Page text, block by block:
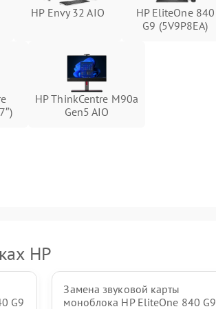
1500 ₽ Подробнее →
1000 ₽
1000 ₽ Подробнее →
HP Envy 32 AIO
HP EliteOne 840
G9 (5V9P8EA)
HP ThinkCentre M90a
Gen5 AIO
HP
G9
Замена звуковой карты
моноблока HP EliteOne 840 G9